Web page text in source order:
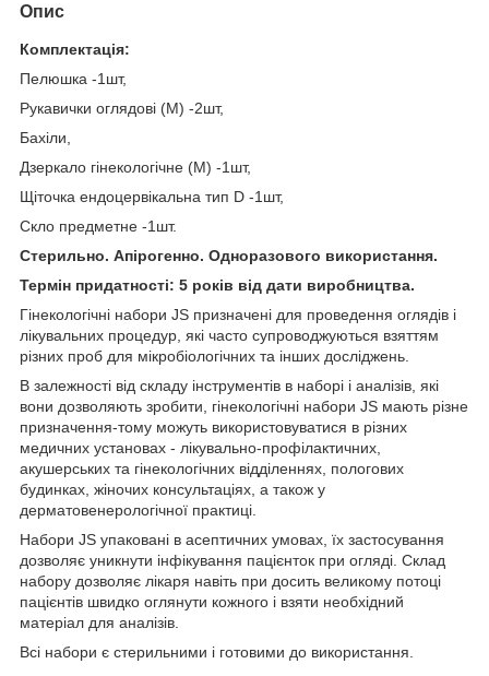
Опис
Комплектація:
Пелюшка -1шт,
Рукавички оглядові (М) -2шт,
Бахіли,
Дзеркало гінекологічне (М) -1шт,
Щіточка ендоцервікальна тип D -1шт,
Скло предметне -1шт.
Стерильно. Апірогенно. Одноразового використання.
Термін придатності: 5 років від дати виробництва.
Гінекологічні набори JS призначені для проведення оглядів і
лікувальних процедур, які часто супроводжуються взяттям
різних проб для мікробіологічних та інших досліджень.
В залежності від складу інструментів в наборі і аналізів, які
вони дозволяють зробити, гінекологічні набори JS мають різне
призначення-тому можуть використовуватися в різних
медичних установах - лікувально-профілактичних,
акушерських та гінекологічних відділеннях, пологових
будинках, жіночих консультаціях, а також у
дерматовенерологічної практиці.
Набори JS упаковані в асептичних умовах, їх застосування
дозволяє уникнути інфікування пацієнток при огляді. Склад
набору дозволяє лікаря навіть при досить великому потоці
пацієнтів швидко оглянути кожного і взяти необхідний
матеріал для аналізів.
Всі набори є стерильними і готовими до використання.